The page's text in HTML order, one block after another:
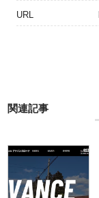
URL
関連記事